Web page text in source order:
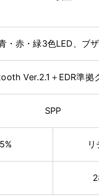
・赤・緑3色LED、ブ
Ver.2.1＋EDR準拠
SPP